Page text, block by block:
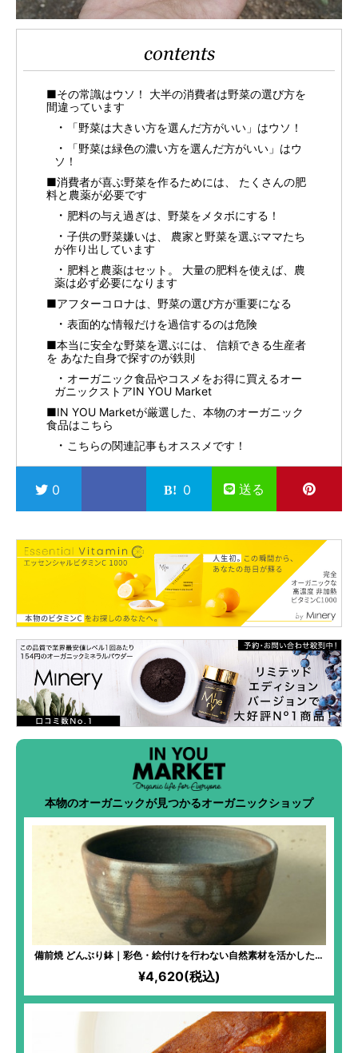
contents
■その常識はウソ！ 大半の消費者は野菜の選び方を
間違っています
「野菜は大きい方を選んだ方がいい」はウソ！
「野菜は緑色の濃い方を選んだ方がいい」はウ
ソ！
■消費者が喜ぶ野菜を作るためには、 たくさんの肥
料と農薬が必要です
肥料の与え過ぎは、野菜をメタボにする！
子供の野菜嫌いは、 農家と野菜を選ぶママたち
が作り出しています
肥料と農薬はセット。 大量の肥料を使えば、農
薬は必ず必要になります
■アフターコロナは、野菜の選び方が重要になる
表面的な情報だけを過信するのは危険
■本当に安全な野菜を選ぶには、 信頼できる生産者
を あなた自身で探すのが鉄則
オーガニック食品やコスメをお得に買えるオー
ガニックストアIN YOU Market
■IN YOU Marketが厳選した、本物のオーガニック
食品はこちら
こちらの関連記事もオススメです！
0 0 送る
本物のオーガニックが見つかるオーガニックショップ
備前焼 どんぶり鉢｜彩色・絵付けを行わない自然素材を活かした焼
き物。独特の色味で、使うたびに風合いが変化！古より続く「備前
焼窯元六姓」直系の窯元が、代々受け継がれてきた陶技を活かして
作り上げた力作！より美味しくご飯をお召し上がりいただける丼！
¥4,620(税込)